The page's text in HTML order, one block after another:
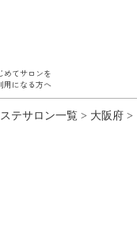
めてサロンを
用になる方へ
テサロン一覧 > 大阪府 >